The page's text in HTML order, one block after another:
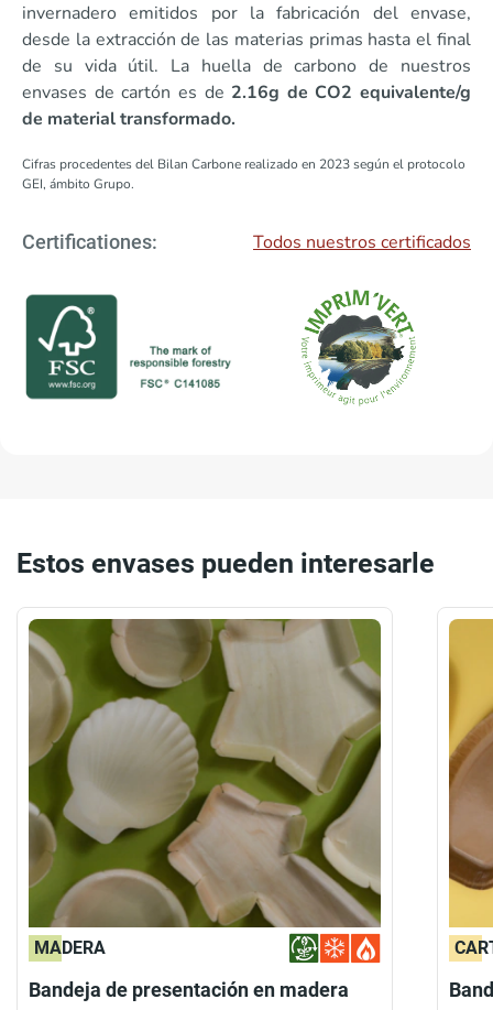
invernadero emitidos por la fabricación del envase,
desde la extracción de las materias primas hasta el final
de su vida útil. La huella de carbono de nuestros
envases de cartón es de 2.16g de CO2 equivalente/g
de material transformado.
Cifras procedentes del Bilan Carbone realizado en 2023 según el protocolo
GEI, ámbito Grupo.
Certificationes: Todos nuestros certificados
Estos envases pueden interesarle
MADERA
Bandeja de presentación en madera